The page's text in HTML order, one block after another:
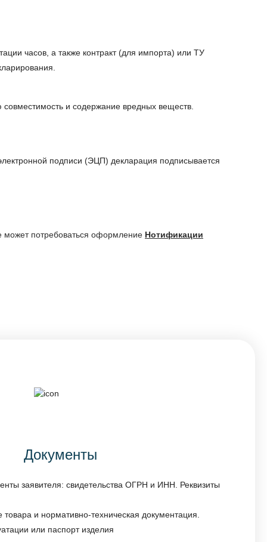
часов, а также контракт (для импорта) или ТУ
и содержание вредных веществ.
подписи (ЭЦП) декларация подписывается
потребоваться оформление Нотификации
Документы
заявителя: свидетельства ОГРН и ИНН. Реквизиты
товара и нормативно-техническая документация.
или паспорт изделия